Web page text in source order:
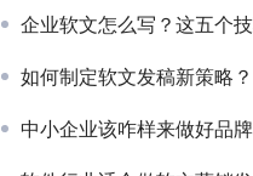
企业软文怎么写？这五个
如何制定软文发稿新策略？
中小企业该咋样来做好品